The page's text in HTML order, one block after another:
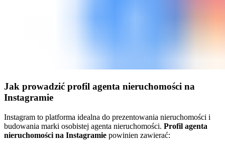
Jak prowadzić profil agenta nieruchomości na
Instagramie
Instagram to platforma idealna do prezentowania nieruchomości i
budowania marki osobistej agenta nieruchomości. Profil agenta
nieruchomości na Instagramie powinien zawierać: